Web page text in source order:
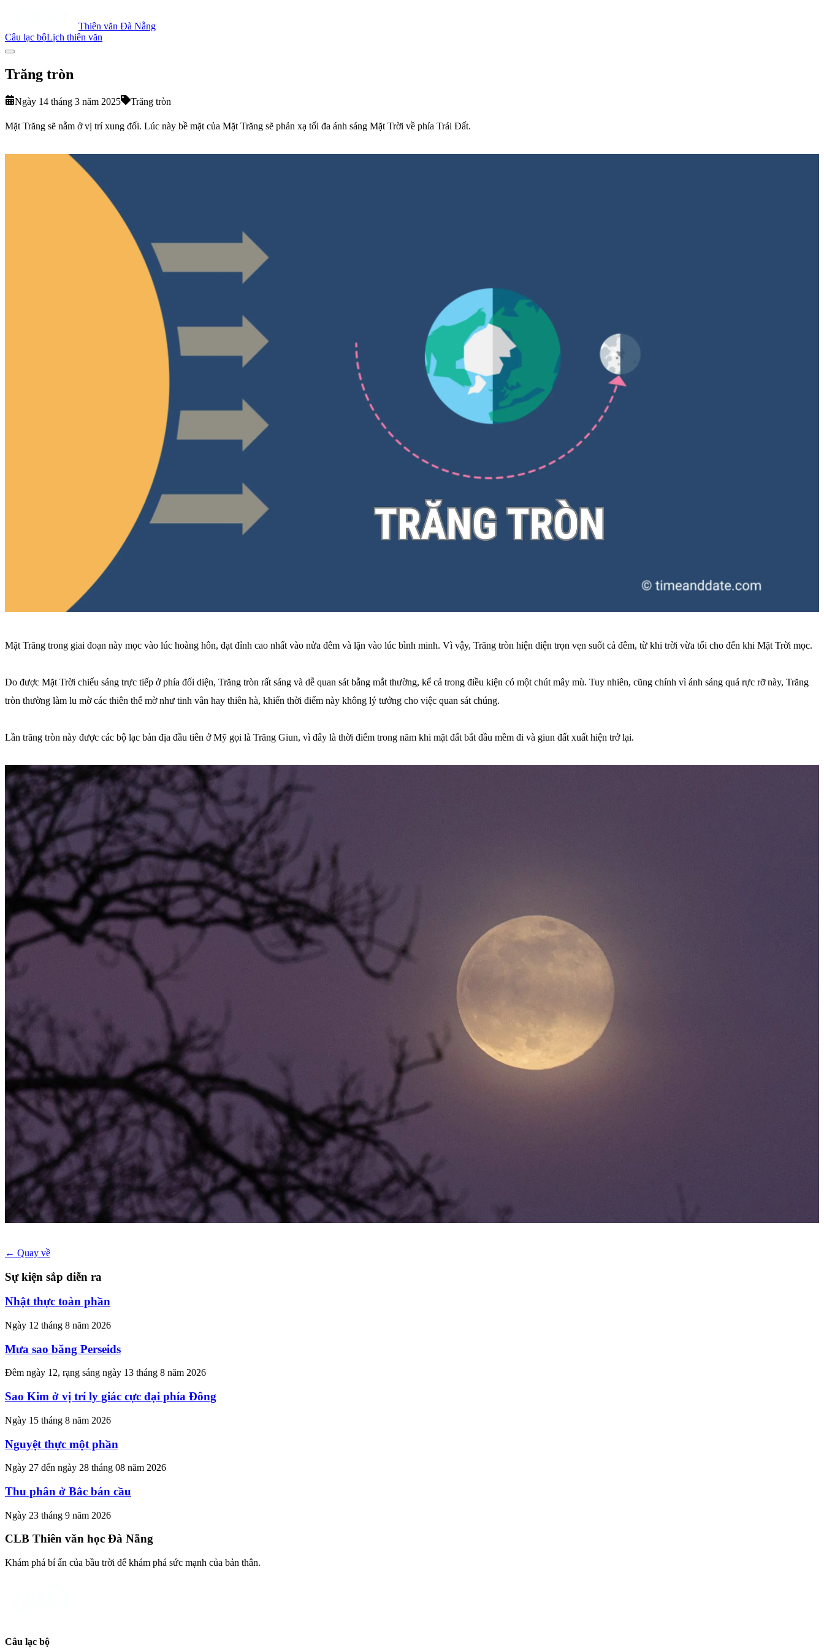
Thiên văn Đà Nẵng
Câu lạc bộLịch thiên văn
Trăng tròn
Ngày 14 tháng 3 năm 2025 Trăng tròn
Mặt Trăng sẽ nằm ở vị trí xung đối. Lúc này bề mặt của Mặt Trăng sẽ phản xạ tối đa ánh sáng Mặt Trời về phía Trái Đất.
Mặt Trăng trong giai đoạn này mọc vào lúc hoàng hôn, đạt đỉnh cao nhất vào nửa đêm và lặn vào lúc bình minh. Vì vậy, Trăng tròn hiện diện trọn vẹn suốt cả đêm, từ khi trời vừa tối cho đến khi Mặt Trời mọc.
Do được Mặt Trời chiếu sáng trực tiếp ở phía đối diện, Trăng tròn rất sáng và dễ quan sát bằng mắt thường, kể cả trong điều kiện có một chút mây mù. Tuy nhiên, cũng chính vì ánh sáng quá rực rỡ này, Trăng
tròn thường làm lu mờ các thiên thể mờ như tinh vân hay thiên hà, khiến thời điểm này không lý tưởng cho việc quan sát chúng.
Lần trăng tròn này được các bộ lạc bản địa đầu tiên ở Mỹ gọi là Trăng Giun, vì đây là thời điểm trong năm khi mặt đất bắt đầu mềm đi và giun đất xuất hiện trở lại.
← Quay về
Sự kiện sắp diễn ra
Nhật thực toàn phần
Ngày 12 tháng 8 năm 2026
Mưa sao băng Perseids
Đêm ngày 12, rạng sáng ngày 13 tháng 8 năm 2026
Sao Kim ở vị trí ly giác cực đại phía Đông
Ngày 15 tháng 8 năm 2026
Nguyệt thực một phần
Ngày 27 đến ngày 28 tháng 08 năm 2026
Thu phân ở Bắc bán cầu
Ngày 23 tháng 9 năm 2026
CLB Thiên văn học Đà Nẵng
Khám phá bí ẩn của bầu trời để khám phá sức mạnh của bản thân.
Câu lạc bộ